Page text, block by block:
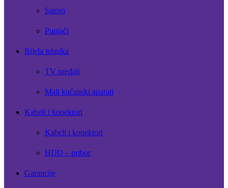
Satovi
Punjači
Bijela tehnika
TV uređaji
Mali kućanski aparati
Kabeli i konektori
Kabeli i konektori
HDD – pribor
Garancije